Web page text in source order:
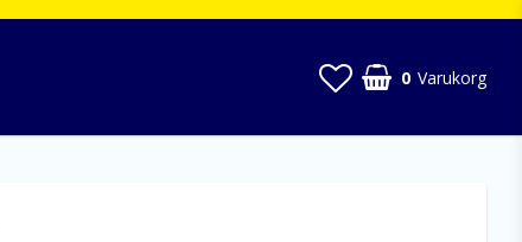
0 Varukorg